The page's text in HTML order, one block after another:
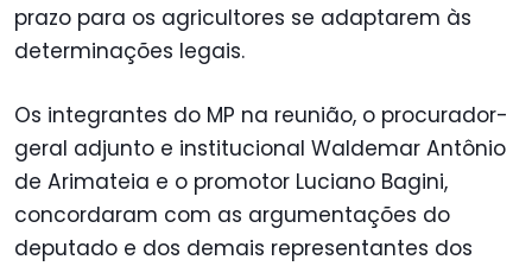
prazo para os agricultores se adaptarem às
determinações legais.
Os integrantes do MP na reunião, o procurador-
geral adjunto e institucional Waldemar Antônio
de Arimateia e o promotor Luciano Bagini,
concordaram com as argumentações do
deputado e dos demais representantes dos